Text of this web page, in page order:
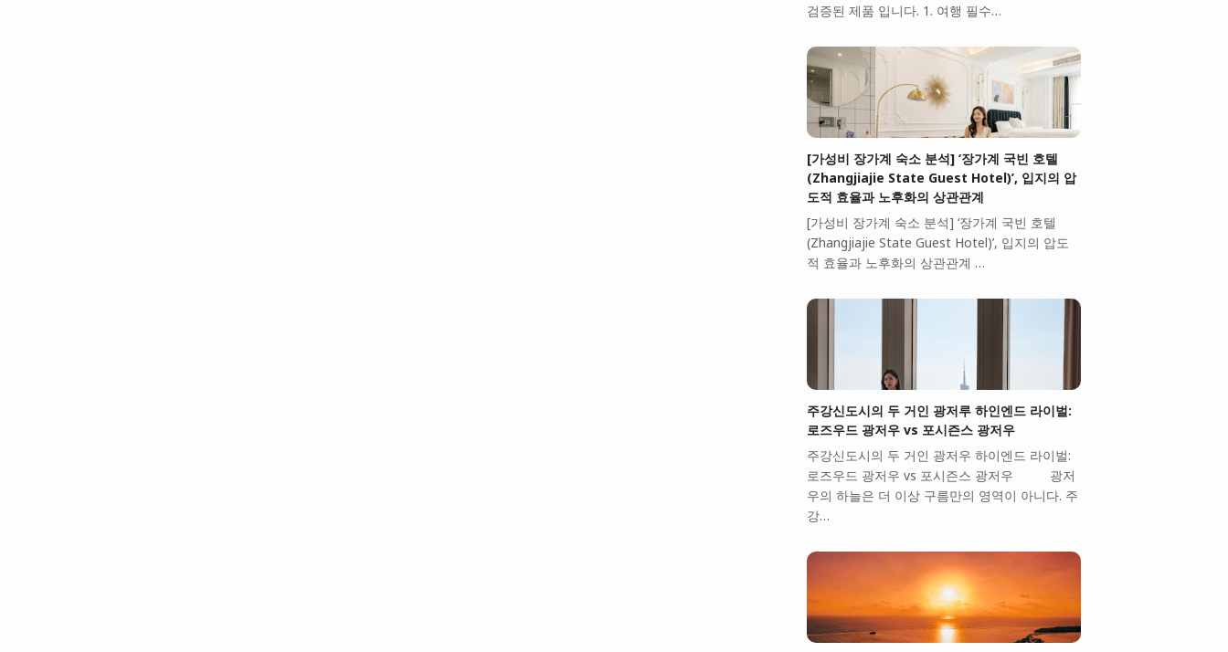
검증된 제품 입니다. 1. 여행 필수…
[가성비 장가계 숙소 분석] ‘장가계 국빈 호텔
(Zhangjiajie State Guest Hotel)’, 입지의 압
도적 효율과 노후화의 상관관계
[가성비 장가계 숙소 분석] ‘장가계 국빈 호텔
(Zhangjiajie State Guest Hotel)’, 입지의 압도
적 효율과 노후화의 상관관계 …
주강신도시의 두 거인 광저루 하인엔드 라이벌:
로즈우드 광저우 vs 포시즌스 광저우
주강신도시의 두 거인 광저우 하이엔드 라이벌:
로즈우드 광저우 vs 포시즌스 광저우 광저
우의 하늘은 더 이상 구름만의 영역이 아니다. 주
강…